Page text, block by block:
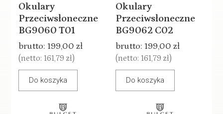
Okulary
Przeciwsłoneczne
BG9060 T01
brutto:199,00 zł
(netto:161,79 zł)
Do koszyka
Okulary
Przeciwsłoneczne
BG9062 C02
brutto: 199,00 zł
(netto: 161,79 zł)
Do koszyka